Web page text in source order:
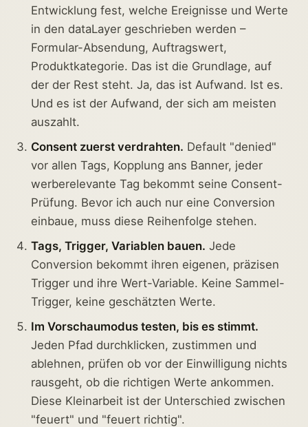
Entwicklung fest, welche Ereignisse und Werte
in den dataLayer geschrieben werden –
Formular-Absendung, Auftragswert,
Produktkategorie. Das ist die Grundlage, auf
der der Rest steht. Ja, das ist Aufwand. Ist es.
Und es ist der Aufwand, der sich am meisten
auszahlt.
Consent zuerst verdrahten. Default "denied"
vor allen Tags, Kopplung ans Banner, jeder
werberelevante Tag bekommt seine Consent-
Prüfung. Bevor ich auch nur eine Conversion
einbaue, muss diese Reihenfolge stehen.
Tags, Trigger, Variablen bauen. Jede
Conversion bekommt ihren eigenen, präzisen
Trigger und ihre Wert-Variable. Keine Sammel-
Trigger, keine geschätzten Werte.
Im Vorschaumodus testen, bis es stimmt.
Jeden Pfad durchklicken, zustimmen und
ablehnen, prüfen ob vor der Einwilligung nichts
rausgeht, ob die richtigen Werte ankommen.
Diese Kleinarbeit ist der Unterschied zwischen
"feuert" und "feuert richtig".